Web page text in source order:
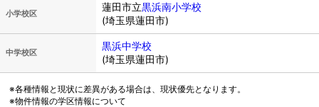
小学校区
蓮田市立黒浜南小学校
(埼玉県蓮田市)
中学校区
黒浜中学校
(埼玉県蓮田市)
※各種情報と現状に差異がある場合は、現状優先となります。
※物件情報の学区情報について